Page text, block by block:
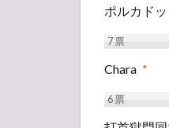
ポルカド
7票
Chara *
6票